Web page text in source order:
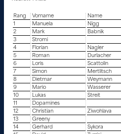
Rang Vorname Name
1
Manuela Nigg
2
Mark Babnik
3
Stromi
4
Florian Nagler
5
Roman Durlacher
6
Loris Scattolin
7
Simon Mertlitsch
8
Dietmar Weymann
9
Mario Wasserer
10
Lukas Streit
11
Dopamines
12
Christian Ziwohlava
13
Greeny
14
Gerhard Sykora